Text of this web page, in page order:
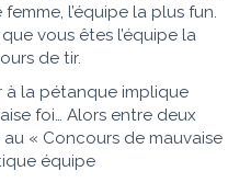
l’équipe la plus fun.
vous êtes l’équipe la
de tir.
à la pétanque implique
foi… Alors entre deux
« Concours de mauvaise
équipe